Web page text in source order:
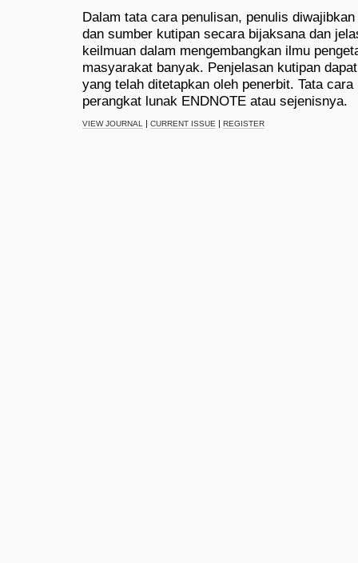
Dalam tata cara penulisan, penulis
dan sumber kutipan secara bijaksana dan
keilmuan dalam mengembangkan ilmu
masyarakat banyak. Penjelasan kutipan
yang telah ditetapkan oleh penerbit. Tata
perangkat lunak ENDNOTE atau sejenisnya.
VIEW JOURNAL | CURRENT ISSUE | REGISTER